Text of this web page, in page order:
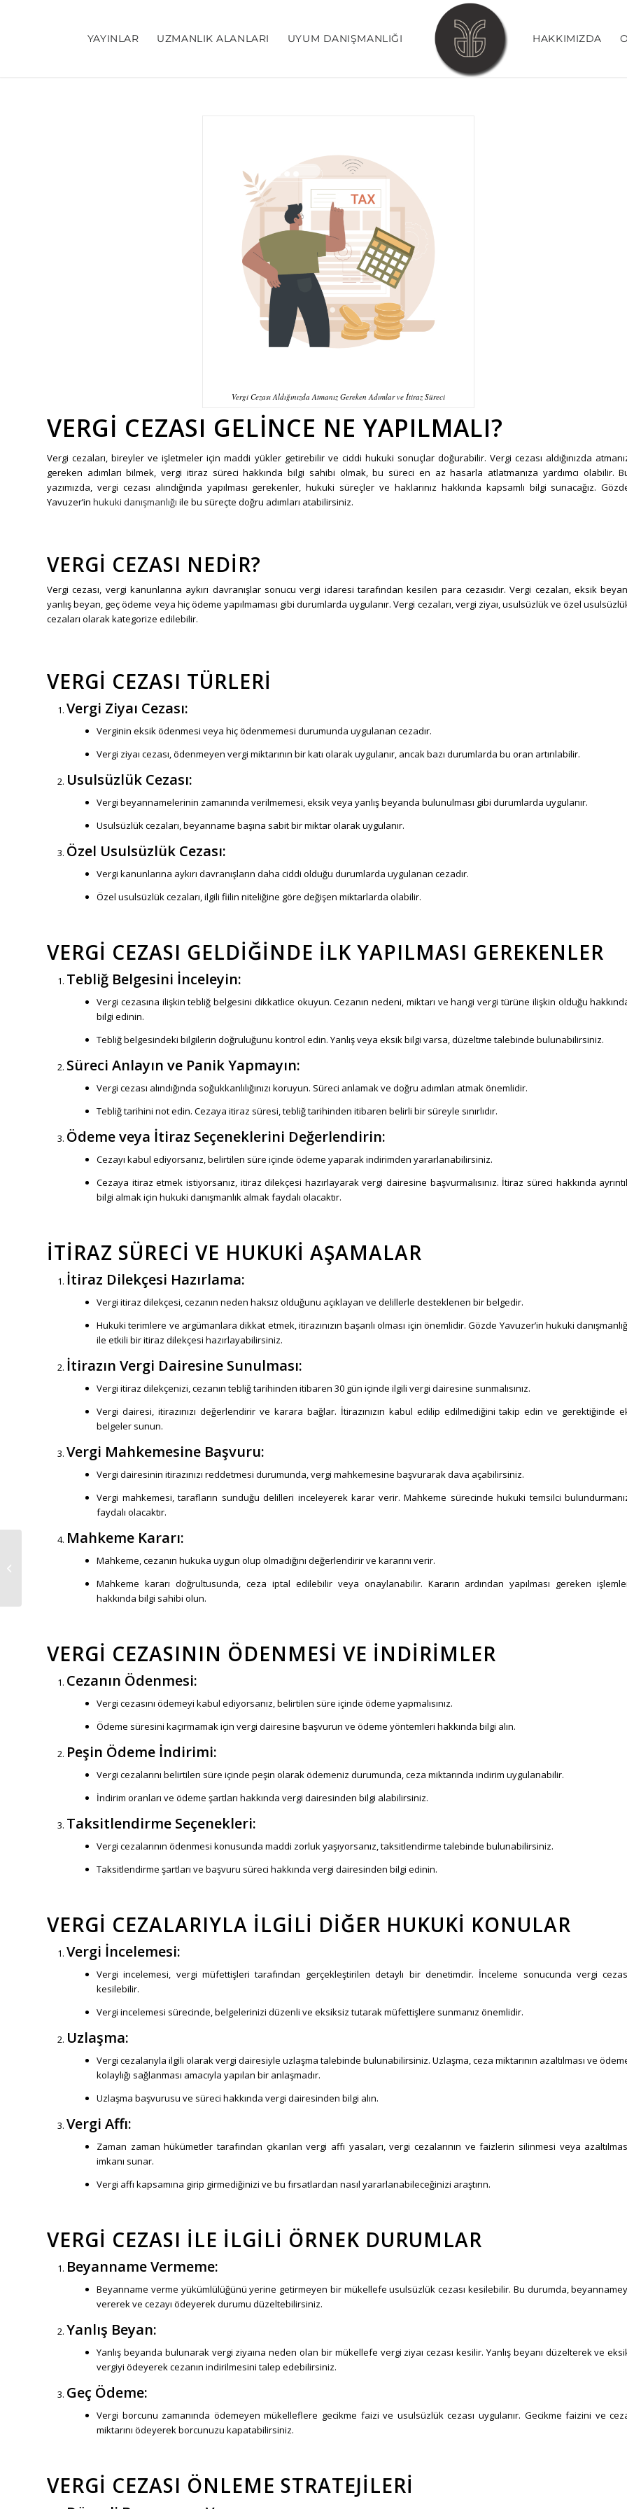
YAYINLAR UZMANLIK ALANLARI UYUM DANIŞMANLIĞI HAKKIMIZDA
Vergi Cezası Aldığınızda Atmanız Gereken Adımlar ve İtiraz Süreci
VERGI CEZASI GELINCE NE YAPILMALI?
Vergi cezaları, bireyler ve işletmeler için maddi yükler getirebilir ve ciddi hukuki sonuçlar doğurabilir. Vergi cezası aldığınızda
gereken adımları bilmek, vergi itiraz süreci hakkında bilgi sahibi olmak, bu süreci en az hasarla atlatmanıza yardımcı olabilir.
yazımızda, vergi cezası alındığında yapılması gerekenler, hukuki süreçler ve haklarınız hakkında kapsamlı bilgi sunacağız.
Yavuzer’in hukuki danışmanlığı ile bu süreçte doğru adımları atabilirsiniz.
VERGI CEZASI NEDIR?
Vergi cezası, vergi kanunlarına aykırı davranışlar sonucu vergi idaresi tarafından kesilen para cezasıdır. Vergi cezaları, eksik
yanlış beyan, geç ödeme veya hiç ödeme yapılmaması gibi durumlarda uygulanır. Vergi cezaları, vergi ziyaı, usulsüzlük ve özel
cezaları olarak kategorize edilebilir.
VERGI CEZASI TÜRLERI
Vergi Ziyaı Cezası:
Verginin eksik ödenmesi veya hiç ödenmemesi durumunda uygulanan cezadır.
Vergi ziyaı cezası, ödenmeyen vergi miktarının bir katı olarak uygulanır, ancak bazı durumlarda bu oran artırılabilir.
Usulsüzlük Cezası:
Vergi beyannamelerinin zamanında verilmemesi, eksik veya yanlış beyanda bulunulması gibi durumlarda uygulanır.
Usulsüzlük cezaları, beyanname başına sabit bir miktar olarak uygulanır.
Özel Usulsüzlük Cezası:
Vergi kanunlarına aykırı davranışların daha ciddi olduğu durumlarda uygulanan cezadır.
Özel usulsüzlük cezaları, ilgili fiilin niteliğine göre değişen miktarlarda olabilir.
VERGI CEZASI GELDIĞINDE İLK YAPILMASI GEREKENLER
Tebliğ Belgesini İnceleyin:
Vergi cezasına ilişkin tebliğ belgesini dikkatlice okuyun. Cezanın nedeni, miktarı ve hangi vergi türüne ilişkin olduğu
bilgi edinin.
Tebliğ belgesindeki bilgilerin doğruluğunu kontrol edin. Yanlış veya eksik bilgi varsa, düzeltme talebinde bulunabilirsiniz.
Süreci Anlayın ve Panik Yapmayın:
Vergi cezası alındığında soğukkanlılığınızı koruyun. Süreci anlamak ve doğru adımları atmak önemlidir.
Tebliğ tarihini not edin. Cezaya itiraz süresi, tebliğ tarihinden itibaren belirli bir süreyle sınırlıdır.
Ödeme veya İtiraz Seçeneklerini Değerlendirin:
Cezayı kabul ediyorsanız, belirtilen süre içinde ödeme yaparak indirimden yararlanabilirsiniz.
Cezaya itiraz etmek istiyorsanız, itiraz dilekçesi hazırlayarak vergi dairesine başvurmalısınız. İtiraz süreci hakkında
bilgi almak için hukuki danışmanlık almak faydalı olacaktır.
İTIRAZ SÜRECI VE HUKUKI AŞAMALAR
İtiraz Dilekçesi Hazırlama:
Vergi itiraz dilekçesi, cezanın neden haksız olduğunu açıklayan ve delillerle desteklenen bir belgedir.
Hukuki terimlere ve argümanlara dikkat etmek, itirazınızın başarılı olması için önemlidir. Gözde Yavuzer’in hukuki
ile etkili bir itiraz dilekçesi hazırlayabilirsiniz.
İtirazın Vergi Dairesine Sunulması:
Vergi itiraz dilekçenizi, cezanın tebliğ tarihinden itibaren 30 gün içinde ilgili vergi dairesine sunmalısınız.
Vergi dairesi, itirazınızı değerlendirir ve karara bağlar. İtirazınızın kabul edilip edilmediğini takip edin ve gerektiğinde
belgeler sunun.
Vergi Mahkemesine Başvuru:
Vergi dairesinin itirazınızı reddetmesi durumunda, vergi mahkemesine başvurarak dava açabilirsiniz.
Vergi mahkemesi, tarafların sunduğu delilleri inceleyerek karar verir. Mahkeme sürecinde hukuki temsilci
faydalı olacaktır.
Mahkeme Kararı:
Mahkeme, cezanın hukuka uygun olup olmadığını değerlendirir ve kararını verir.
Mahkeme kararı doğrultusunda, ceza iptal edilebilir veya onaylanabilir. Kararın ardından yapılması gereken
hakkında bilgi sahibi olun.
VERGI CEZASININ ÖDENMESI VE İNDIRIMLER
Cezanın Ödenmesi:
Vergi cezasını ödemeyi kabul ediyorsanız, belirtilen süre içinde ödeme yapmalısınız.
Ödeme süresini kaçırmamak için vergi dairesine başvurun ve ödeme yöntemleri hakkında bilgi alın.
Peşin Ödeme İndirimi:
Vergi cezalarını belirtilen süre içinde peşin olarak ödemeniz durumunda, ceza miktarında indirim uygulanabilir.
İndirim oranları ve ödeme şartları hakkında vergi dairesinden bilgi alabilirsiniz.
Taksitlendirme Seçenekleri:
Vergi cezalarının ödenmesi konusunda maddi zorluk yaşıyorsanız, taksitlendirme talebinde bulunabilirsiniz.
Taksitlendirme şartları ve başvuru süreci hakkında vergi dairesinden bilgi edinin.
VERGI CEZALARIYLA İLGILI DIĞER HUKUKI KONULAR
Vergi İncelemesi:
Vergi incelemesi, vergi müfettişleri tarafından gerçekleştirilen detaylı bir denetimdir. İnceleme sonucunda vergi
kesilebilir.
Vergi incelemesi sürecinde, belgelerinizi düzenli ve eksiksiz tutarak müfettişlere sunmanız önemlidir.
Uzlaşma:
Vergi cezalarıyla ilgili olarak vergi dairesiyle uzlaşma talebinde bulunabilirsiniz. Uzlaşma, ceza miktarının azaltılması ve
kolaylığı sağlanması amacıyla yapılan bir anlaşmadır.
Uzlaşma başvurusu ve süreci hakkında vergi dairesinden bilgi alın.
Vergi Affı:
Zaman zaman hükümetler tarafından çıkarılan vergi affı yasaları, vergi cezalarının ve faizlerin silinmesi veya
imkanı sunar.
Vergi affı kapsamına girip girmediğinizi ve bu fırsatlardan nasıl yararlanabileceğinizi araştırın.
VERGI CEZASI İLE İLGILI ÖRNEK DURUMLAR
Beyanname Vermeme:
Beyanname verme yükümlülüğünü yerine getirmeyen bir mükellefe usulsüzlük cezası kesilebilir. Bu durumda,
vererek ve cezayı ödeyerek durumu düzeltebilirsiniz.
Yanlış Beyan:
Yanlış beyanda bulunarak vergi ziyaına neden olan bir mükellefe vergi ziyaı cezası kesilir. Yanlış beyanı düzelterek ve
vergiyi ödeyerek cezanın indirilmesini talep edebilirsiniz.
Geç Ödeme:
Vergi borcunu zamanında ödemeyen mükelleflere gecikme faizi ve usulsüzlük cezası uygulanır. Gecikme faizini ve
miktarını ödeyerek borcunuzu kapatabilirsiniz.
VERGI CEZASI ÖNLEME STRATEJILERI
START-UPLAR İÇİN
TEMEL HUKUKİ